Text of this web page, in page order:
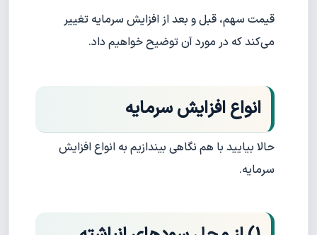
قیمت سهم، قبل و بعد از افزایش سرمایه تغییر
می‌کند که در مورد آن توضیح خواهیم داد.
انواع افزایش سرمایه
حالا بیایید با هم نگاهی بیندازیم به انواع افزایش
سرمایه.